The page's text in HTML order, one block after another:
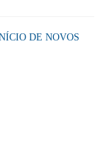
DE NOVOS